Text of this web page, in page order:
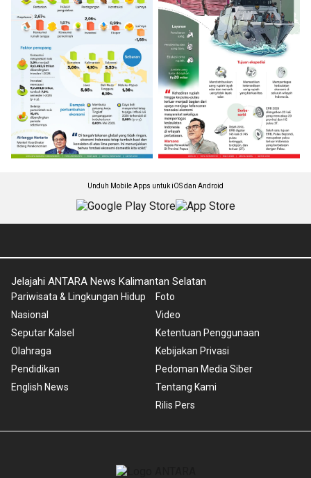
Unduh Mobile Apps untuk iOS dan Android
Jelajahi ANTARA News Kalimantan Selatan
Pariwisata & Lingkungan Hidup
Nasional
Seputar Kalsel
Olahraga
Pendidikan
English News
Foto
Video
Ketentuan Penggunaan
Kebijakan Privasi
Pedoman Media Siber
Tentang Kami
Rilis Pers